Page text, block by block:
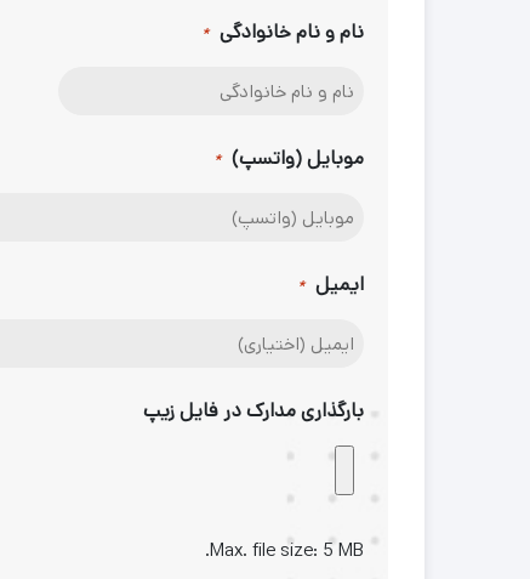
نام و نام خانوادگی *
موبایل (واتسپ) *
ایمیل *
بارگذاری مدارک در فایل زیپ
Max. file size: 5 MB.